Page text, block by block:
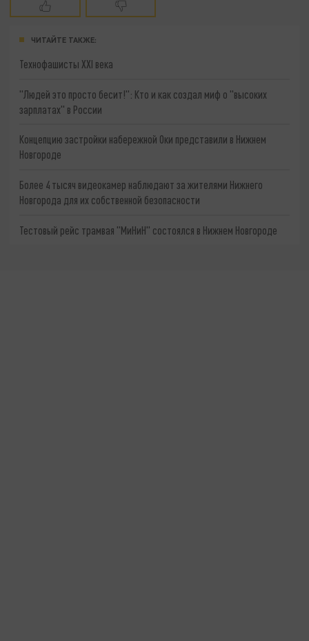
ЧИТАЙТЕ ТАКЖЕ:
Технофашисты XXI века
"Людей это просто бесит!": Кто и как создал миф о "высоких
зарплатах" в России
Концепцию застройки набережной Оки представили в Нижнем
Новгороде
Более 4 тысяч видеокамер наблюдают за жителями Нижнего
Новгорода для их собственной безопасности
Тестовый рейс трамвая "МиНиН" состоялся в Нижнем Новгороде